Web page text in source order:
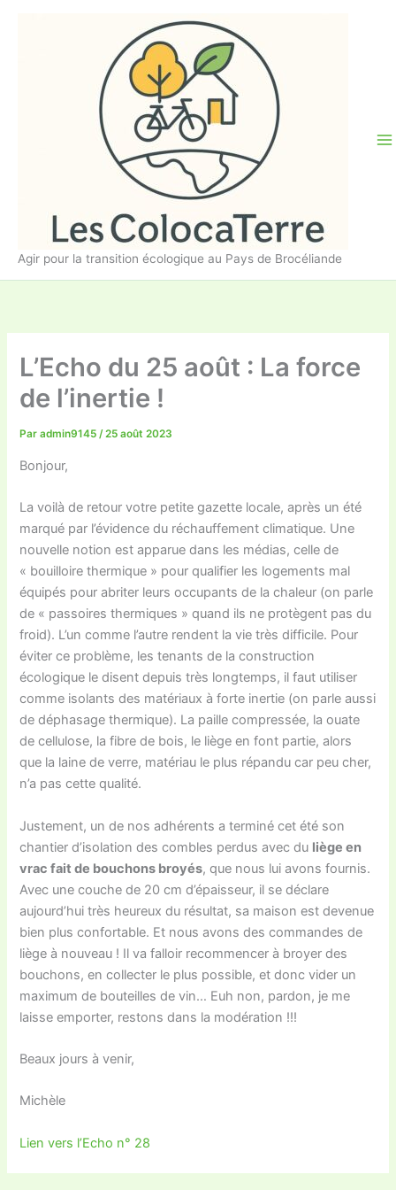
Agir pour la transition écologique au Pays de Brocéliande
L’Echo du 25 août : La force
de l’inertie !
Paradmin9145/25 août 2023
Bonjour,
La voilà de retour votre petite gazette locale, après un été
marqué par l’évidence du réchauffement climatique. Une
nouvelle notion est apparue dans les médias, celle de
« bouilloire thermique » pour qualifier les logements mal
équipés pour abriter leurs occupants de la chaleur (on parle
de « passoires thermiques » quand ils ne protègent pas du
froid). L’un comme l’autre rendent la vie très difficile. Pour
éviter ce problème, les tenants de la construction
écologique le disent depuis très longtemps, il faut utiliser
comme isolants des matériaux à forte inertie (on parle aussi
de déphasage thermique). La paille compressée, la ouate
de cellulose, la fibre de bois, le liège en font partie, alors
que la laine de verre, matériau le plus répandu car peu cher,
n’a pas cette qualité.
Justement, un de nos adhérents a terminé cet été son
chantier d’isolation des combles perdus avec du liège en
vrac fait de bouchons broyés, que nous lui avons fournis.
Avec une couche de 20 cm d’épaisseur, il se déclare
aujourd’hui très heureux du résultat, sa maison est devenue
bien plus confortable. Et nous avons des commandes de
liège à nouveau ! Il va falloir recommencer à broyer des
bouchons, en collecter le plus possible, et donc vider un
maximum de bouteilles de vin… Euh non, pardon, je me
laisse emporter, restons dans la modération !!!
Beaux jours à venir,
Michèle
Lien vers l’Echo n° 28